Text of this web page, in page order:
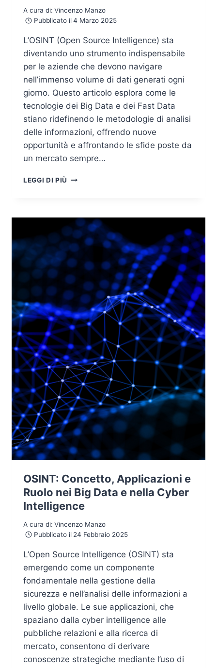
A cura di: Vincenzo Manzo
Pubblicato il 4 Marzo 2025
L’OSINT (Open Source Intelligence) sta
diventando uno strumento indispensabile
per le aziende che devono navigare
nell’immenso volume di dati generati ogni
giorno. Questo articolo esplora come le
tecnologie dei Big Data e dei Fast Data
stiano ridefinendo le metodologie di analisi
delle informazioni, offrendo nuove
opportunità e affrontando le sfide poste da
un mercato sempre…
LEGGI DI PIÙ OSINT
FAST
DATA:
COME
RACCOGLIERE
E
ANALIZZARE
INFORMAZIONI
STRATEGICHE
OSINT: Concetto, Applicazioni e
Ruolo nei Big Data e nella Cyber
Intelligence
A cura di: Vincenzo Manzo
Pubblicato il 24 Febbraio 2025
L’Open Source Intelligence (OSINT) sta
emergendo come un componente
fondamentale nella gestione della
sicurezza e nell’analisi delle informazioni a
livello globale. Le sue applicazioni, che
spaziano dalla cyber intelligence alle
pubbliche relazioni e alla ricerca di
mercato, consentono di derivare
conoscenze strategiche mediante l’uso di